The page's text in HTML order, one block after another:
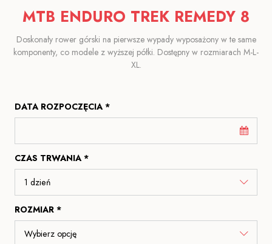
MTB ENDURO TREK REMEDY 8
Doskonały rower górski na pierwsze wypady wyposażony w te same
komponenty, co modele z wyższej półki. Dostępny w rozmiarach M-L-
XL.
DATA ROZPOCZĘCIA *
CZAS TRWANIA *
ROZMIAR *